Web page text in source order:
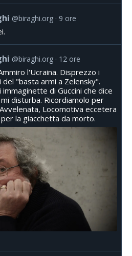
@biraghi.org 9 ore
@biraghi.org 12 ore
l'Ucraina. Disprezzo i
"basta armi a Zelensky".
di Guccini che dice
mi disturba. Ricordiamolo per
Locomotiva eccetera
la giacchetta da morto.